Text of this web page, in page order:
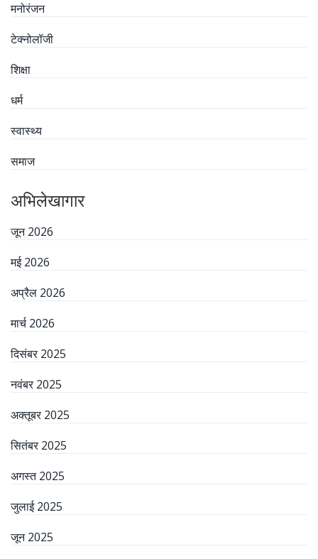
मनोरंजन
टेक्नोलॉजी
शिक्षा
धर्म
स्वास्थ्य
समाज
अभिलेखागार
जून 2026
मई 2026
अप्रैल 2026
मार्च 2026
दिसंबर 2025
नवंबर 2025
अक्तूबर 2025
सितंबर 2025
अगस्त 2025
जुलाई 2025
जून 2025